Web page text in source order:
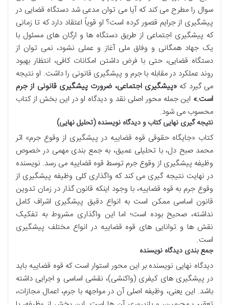
سوال را مطرح می کند که آیا می توان مدعی شد دستگاه قضایی در
پیشگیری از جرایم قصور کرده است؟ او قویاً اعتقاد دارد که تا زمانی
که پیشگیری اجتماعی از طریق دستگاه ها و ارگان های مسئول با
یک جهاد همگانی و وفاق ملی آغاز و عملی نشود، نمی توان از
دستگاه قضایی، حتی با فرض داشتن امکانات کافی، انتظار بهبود
روند عملکرد در مقابله با جرم و پیشگیری قانونی را داشت. او نتیجه
می گیرد که «پیشگیری اجتماعی، ضرورت پیشگیری قانونی از جرم
است.» این جمله محور اصلی نقد و دیدگاه او در این بخش از کتاب
محسوب می شود.
نتیجه گیری نهایی کتاب و دیدگاه نویسنده (تحلیل نهایی)
کتاب «جایگاه حقوقی قوه قضاییه در پیشگیری از وقوع جرم» اثر
محمد صبح دل، با تحلیلی عمیق، به جمع بندی مهمی در خصوص
وظیفه پیشگیری از وقوع جرم توسط قوه قضاییه می رسد. نویسنده
در نهایت نتیجه گیری می کند که واگذاری کلی وظیفه پیشگیری از
وقوع جرم به قوه قضاییه، با وجود اینکه قانون گذار در زمان تدوین
قانون اساسی ممکن است به انواع دقیق پیشگیری اشراف کامل
نداشته، صحیح بوده است؛ اما این واگذاری مشروط به تفکیک
نقش ها و توانایی های قوه قضاییه در انواع مختلف پیشگیری
است.
جمع بندی دیدگاه نویسنده
دیدگاه نهایی نویسنده بر این محور استوار است که قوه قضاییه باید
در پیشگیری های کیفری (واکنشی)، نقشی اساسی و اجرایی داشته
باشد. این یعنی، وظیفه اصلی آن در مواجهه با جرم، اعمال مجازات،